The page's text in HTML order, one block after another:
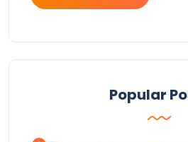
Popular